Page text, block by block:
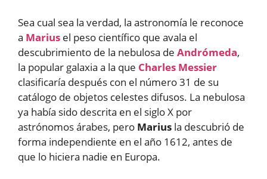
Sea cual sea la verdad, la astronomía le reconoce
a Marius el peso científico que avala el
descubrimiento de la nebulosa de Andrómeda,
la popular galaxia a la que Charles Messier
clasificaría después con el número 31 de su
catálogo de objetos celestes difusos. La nebulosa
ya había sido descrita en el siglo X por
astrónomos árabes, pero Marius la descubrió de
forma independiente en el año 1612, antes de
que lo hiciera nadie en Europa.